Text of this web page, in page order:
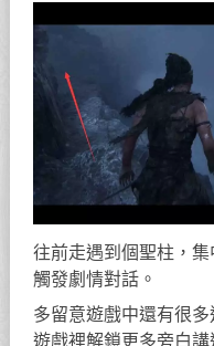
往前走遇到個聖柱，
觸發劇情對話。
多留意遊戲中還有很
遊戲裡解鎖更多旁白講